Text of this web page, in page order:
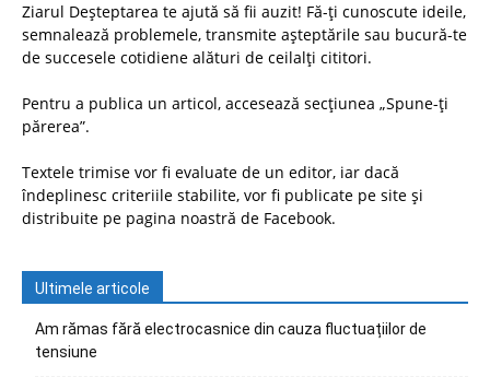
Ziarul Deșteptarea te ajută să fii auzit! Fă-ți cunoscute ideile,
semnalează problemele, transmite așteptările sau bucură-te
de succesele cotidiene alături de ceilalți cititori.
Pentru a publica un articol, accesează secțiunea „Spune-ți
părerea”.
Textele trimise vor fi evaluate de un editor, iar dacă
îndeplinesc criteriile stabilite, vor fi publicate pe site și
distribuite pe pagina noastră de Facebook.
Ultimele articole
Am rămas fără electrocasnice din cauza fluctuațiilor de
tensiune